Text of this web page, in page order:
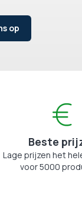
op
Beste
Lage prijzen het
voor 5000